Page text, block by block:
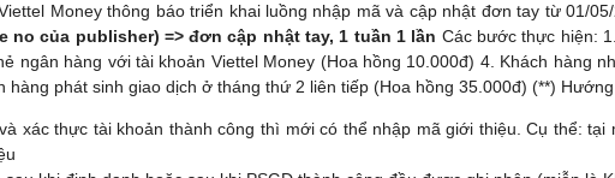
Money thông báo triển khai luồng nhập mã và cập nhật đơn tay từ 01/
no của publisher) => đơn cập nhật tay, 1 tuần 1 lần Các bước thực hiện:
ngân hàng với tài khoản Viettel Money (Hoa hồng 10.000đ) 4. Khách hàng
hàng phát sinh giao dịch ở tháng thứ 2 liên tiếp (Hoa hồng 35.000đ) (**)
xác thực tài khoản thành công thì mới có thể nhập mã giới thiệu. Cụ thể: